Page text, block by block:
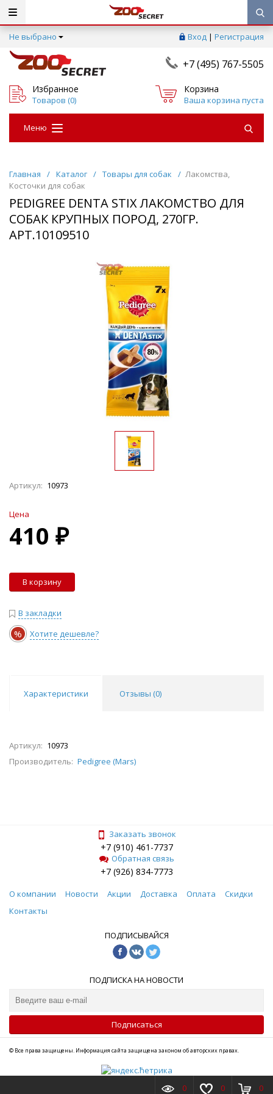
Не выбрано Вход | Регистрация
+7 (495) 767-5505
Избранное
Товаров (0)
Корзина
Ваша корзина пуста
Меню
Главная / Каталог / Товары для собак / Лакомства,
Косточки для собак
PEDIGREE DENTA STIX ЛАКОМСТВО ДЛЯ
СОБАК КРУПНЫХ ПОРОД, 270ГР.
АРТ.10109510
Артикул: 10973
Цена
410 ₽
В корзину
В закладки
% Хотите дешевле?
Характеристики Отзывы (0)
Артикул: 10973
Производитель: Pedigree (Mars)
Заказать звонок
+7 (910) 461-7737
Обратная связь
+7 (926) 834-7773
О компании Новости Акции Доставка Оплата
Скидки
Контакты
ПОДПИСЫВАЙСЯ
ПОДПИСКА НА НОВОСТИ
Подписаться
© Все права защищены. Информация сайта защищена законом об авторских правах.
0 0 0